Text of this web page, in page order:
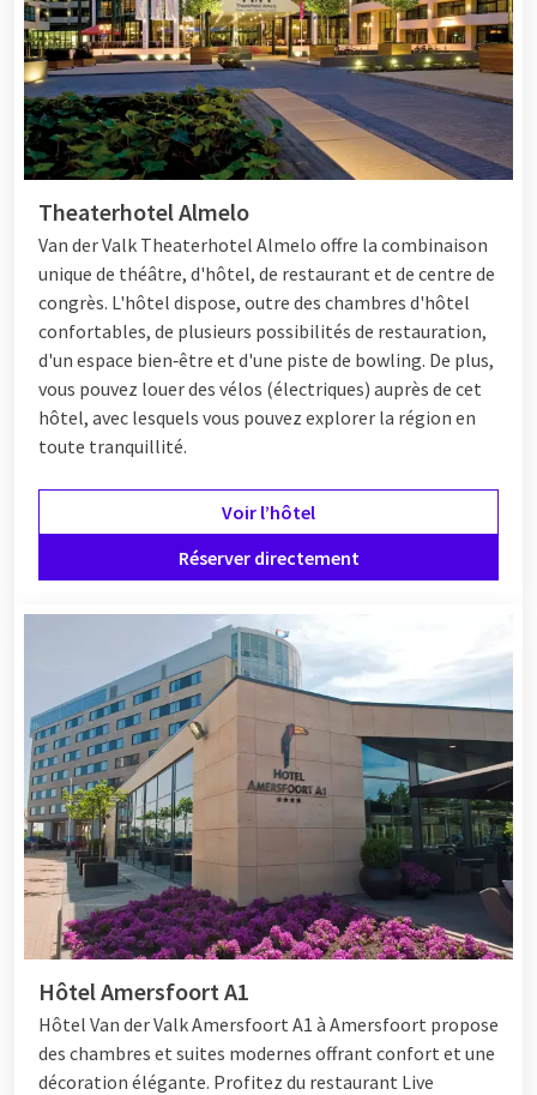
confortable, profitez des installations luxueuses de l'hôtel.
Faites un plongeon dans la piscine chauffée, explorez les
environs àvéloou laissez-vous surprendre, vous et votre
enfant, par les plats culinaires. Il y a un menu spécial pour les
enfants avec des plats pour enfants, ce qui permet à votre
enfant d'essayer de nouveaux plats avec Timo Toekan.
Week-end entre amis
Vous sortez avec des amis ? Combinez unweek-end entre
copinesavec une nuit à l'hôtel Van der Valk. Commencez la
journée par un délicieux petit-déjeuner buffet et sortez dans
les environs. Choisissez par exemple un hôtel adapté à une
excursion en ville et explorez la ville à vélo ou faites du
shopping. Vous préférez un week-end de détente entre amis ?
complètement. Réservez par exemple un forfait comprenant
un massage ou un soin de beauté et profitez de la chaleur du
sauna. Complétez votre week-end entre amies par un dîner
culinaire et terminez la soirée dans le bar confortable de
l'hôtel.
Profitez au maximum de votre week-end avec 3 personnes au
Van der Valk ! Vous réservez un week-end ?
Theaterhotel Almelo
Van der Valk Theaterhotel Almelo offre la combinaison
unique de théâtre, d'hôtel, de restaurant et de centre de
congrès. L'hôtel dispose, outre des chambres d'hôtel
confortables, de plusieurs possibilités de restauration,
d'un espace bien‑être et d'une piste de bowling. De plus,
vous pouvez louer des vélos (électriques) auprès de cet
hôtel, avec lesquels vous pouvez explorer la région en
toute tranquillité.
Voir l’hôtel
Réserver directement
Hôtel Amersfoort A1
Hôtel Van der Valk Amersfoort A1 à Amersfoort propose
des chambres et suites modernes offrant confort et une
décoration élégante. Profitez du restaurant Live